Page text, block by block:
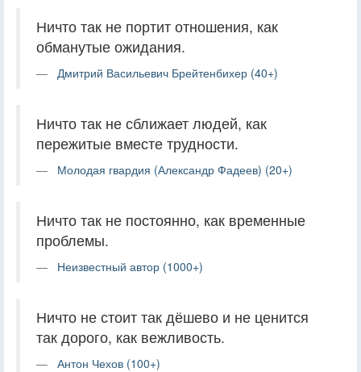
Ничто так не портит отношения, как
обманутые ожидания.
Дмитрий Васильевич Брейтенбихер (40+)
Ничто так не сближает людей, как
пережитые вместе трудности.
Молодая гвардия (Александр Фадеев) (20+)
Ничто так не постоянно, как временные
проблемы.
Неизвестный автор (1000+)
Ничто не стоит так дёшево и не ценится
так дорого, как вежливость.
Антон Чехов (100+)